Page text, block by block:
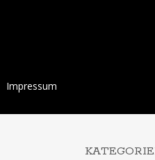
Impressum